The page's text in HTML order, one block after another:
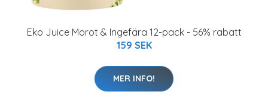
Eko Juice Morot & Ingefära 12-pack - 56% rabatt
159 SEK
MER INFO!